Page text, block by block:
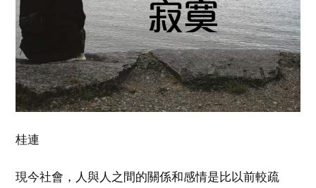
桂連
現今社會，人與人之間的關係和感情是比以前較疏